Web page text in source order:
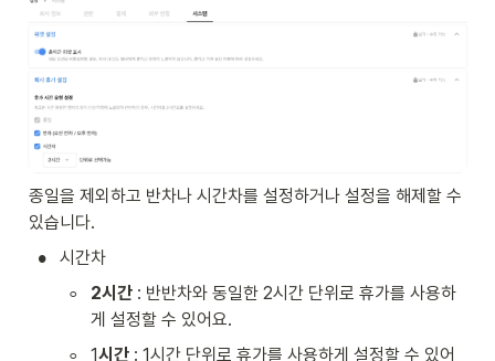
종일을 제외하고 반차나 시간차를 설정하거나 설정을 해제할 수
있습니다.
• 시간차
◦ 2시간 : 반반차와 동일한 2시간 단위로 휴가를 사용하
게 설정할 수 있어요.
1시간 : 1시간 단위로 휴가를 사용하게 설정할 수 있어